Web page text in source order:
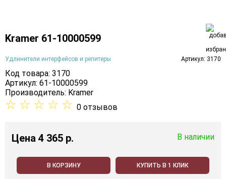
Kramer 61-10000599
Удлинители интерфейсов и репитеры Артикул: 3170
Код товара: 3170
Артикул: 61-10000599
Производитель: Kramer
☆ ☆ ☆ ☆ ☆ 0 отзывов
Цена 4 365 p. В наличии
В КОРЗИНУ КУПИТЬ В 1 КЛИК